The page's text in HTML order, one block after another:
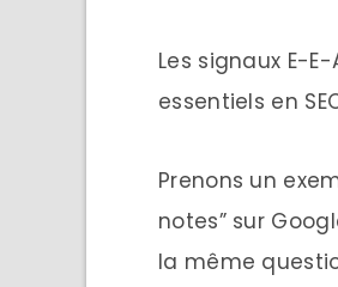
Les signaux E-
essentiels en
Prenons un
notes” sur
la même